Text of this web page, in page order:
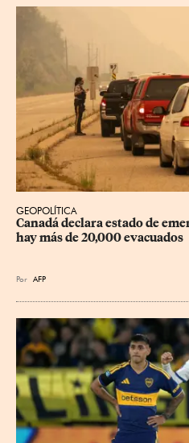
GEOPOLÍTICA
Canadá declara estado de
hay más de 20,000 evacuados
Por AFP